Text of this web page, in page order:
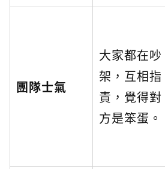
團隊士氣
大家都在吵
架，互相指
責，覺得對
方是笨蛋。